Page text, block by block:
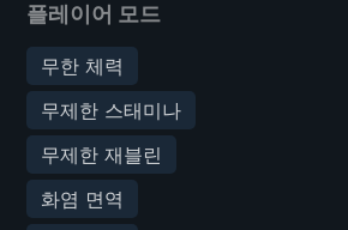
플레이어 모드
무한 체력
무제한 스태미나
무제한 재블린
화염 면역